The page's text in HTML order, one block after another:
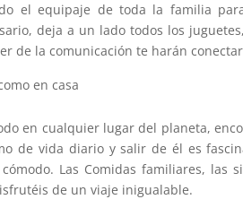
el equipaje de toda la familia
deja a un lado todos los
de la comunicación te harán
en casa
en cualquier lugar del planeta,
de vida diario y salir de él es
Las Comidas familiares, las
de un viaje inigualable.